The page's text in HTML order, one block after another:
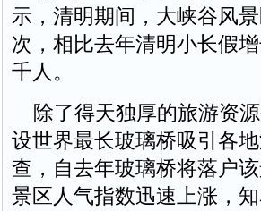
示，清明期间，大峡谷风
次，相比去年清明小长假
千人。
除了得天独厚的旅游资
设世界最长玻璃桥吸引各
查，自去年玻璃桥将落户
景区人气指数迅速上涨，